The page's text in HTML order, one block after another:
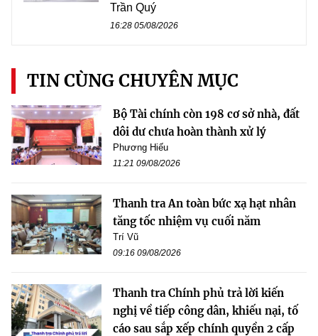
Trần Quý
16:28 05/08/2026
TIN CÙNG CHUYÊN MỤC
Bộ Tài chính còn 198 cơ sở nhà, đất
dôi dư chưa hoàn thành xử lý
Phương Hiếu
11:21 09/08/2026
Thanh tra An toàn bức xạ hạt nhân
tăng tốc nhiệm vụ cuối năm
Trí Vũ
09:16 09/08/2026
Thanh tra Chính phủ trả lời kiến
nghị về tiếp công dân, khiếu nại, tố
cáo sau sắp xếp chính quyền 2 cấp